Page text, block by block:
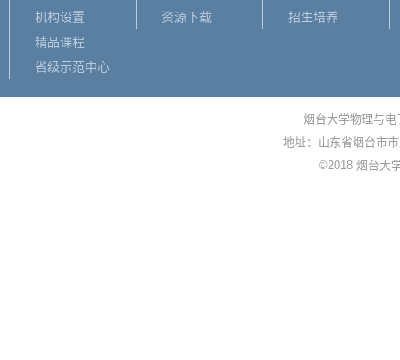
机构设置
资源下载
招生培养
精品课程
省级示范中心
烟台大学物理与
地址：山东省烟台市
©2018 烟台大